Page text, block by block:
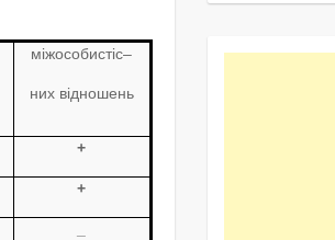
міжособистіс–
них відношень
+
+